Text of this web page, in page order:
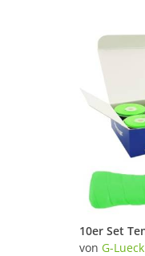
von G-Lueck